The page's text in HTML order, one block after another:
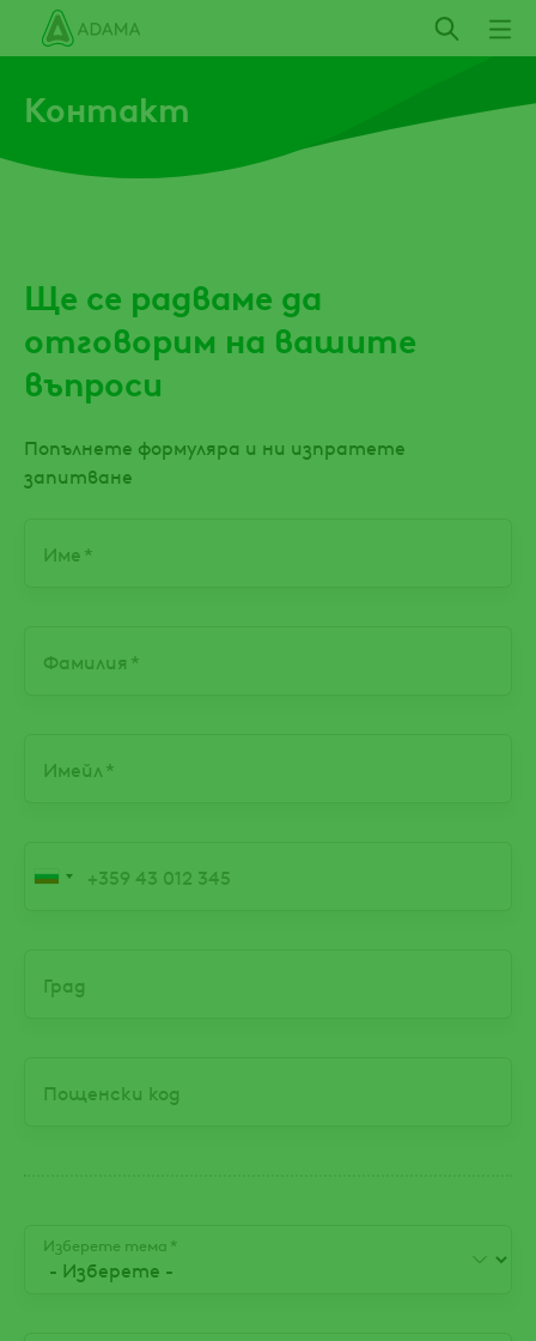
Премини
съдържание
Контакт
Ще се радваме да
отговорим на вашите
въпроси
Попълнете формуляра и ни изпратете
запитване
Име
Фамилия
Имейл
Телефонен номер
Град
Пощенски код
Изберете тема